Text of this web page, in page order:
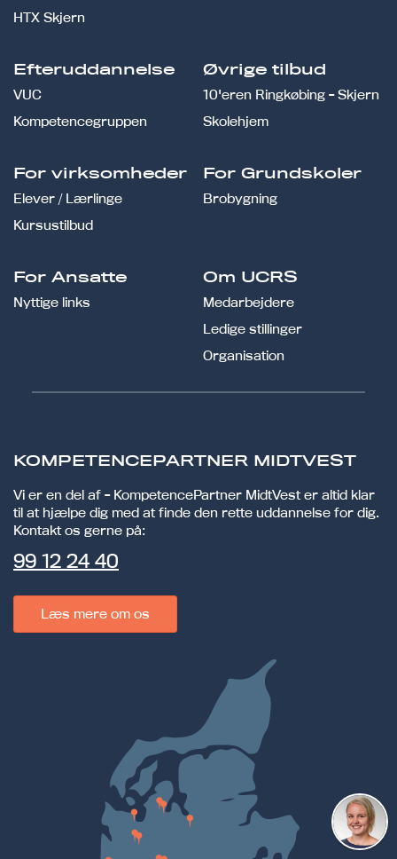
HTX Skjern
Efteruddannelse
VUC
Kompetencegruppen
Øvrige tilbud
10'eren Ringkøbing - Skjern
Skolehjem
For virksomheder
Elever / Lærlinge
Kursustilbud
For Grundskoler
Brobygning
For Ansatte
Nyttige links
Om UCRS
Medarbejdere
Ledige stillinger
Organisation
KOMPETENCEPARTNER MIDTVEST
Vi er en del af - KompetencePartner MidtVest er altid klar
til at hjælpe dig med at finde den rette uddannelse for dig.
Kontakt os gerne på:
99 12 24 40
Læs mere om os